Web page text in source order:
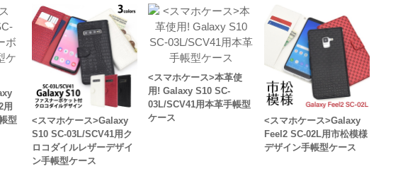
用
型
<スマホケース>Galaxy
S10 SC-03L/SCV41用ク
ロコダイルレザーデザイ
ン手帳型ケース
<スマホケース>本革使
用! Galaxy S10 SC-
03L/SCV41用本革手帳型
ケース
<スマホケース>Galaxy
Feel2 SC-02L用市松模様
デザイン手帳型ケース